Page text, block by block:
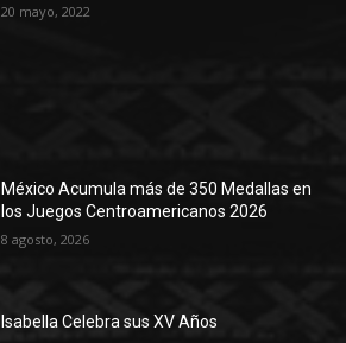
20 mayo, 2022
México Acumula más de 350 Medallas en
los Juegos Centroamericanos 2026
8 agosto, 2026
Isabella Celebra sus XV Años